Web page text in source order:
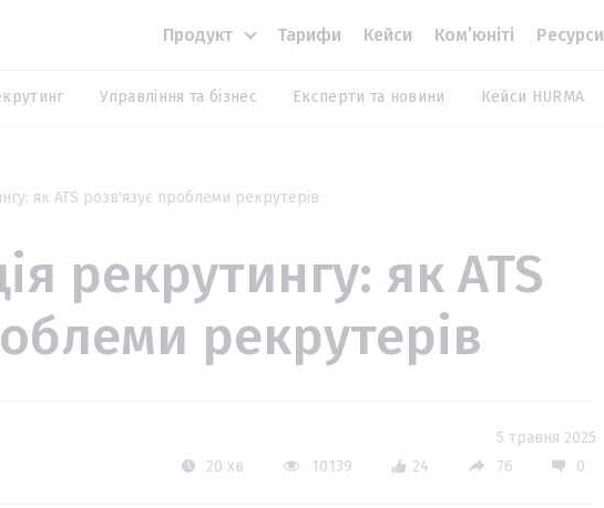
Продукт Тарифи Кейси Комʼюніті Ресурси
Управління та бізнес Експерти та новини Кейси HURMA
як ATS розв'язує проблеми рекрутерів
рекрутингу: як ATS
рекрутерів
5 травня 2025
20 хв
10139 24 76 0